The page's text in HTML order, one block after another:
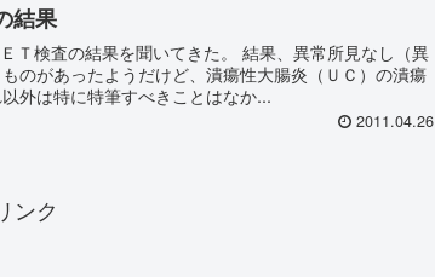
結果
Ｔ検査の結果を聞いてきた。 結果、異常所見なし（異
のがあったようだけど、潰瘍性大腸炎（ＵＣ）の潰瘍
外は特に特筆すべきことはなか...
2011.04.26
ンク